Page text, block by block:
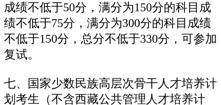
成绩不低于50分，满分为150分的科目成
绩不低于75分，满分为300分的科目成绩
不低于150分，总分不低于330分，可参加
复试。
七、国家少数民族高层次骨干人才培养计
划考生（不含西藏公共管理人才培养计